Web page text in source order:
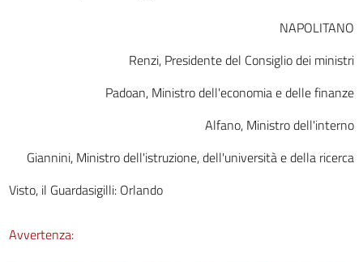
NAPOLITANO
Renzi, Presidente del Consiglio dei ministri
Padoan, Ministro dell'economia e delle finanze
Alfano, Ministro dell'interno
Giannini, Ministro dell'istruzione, dell'università e della ricerca
Visto, il Guardasigilli: Orlando
Avvertenza: